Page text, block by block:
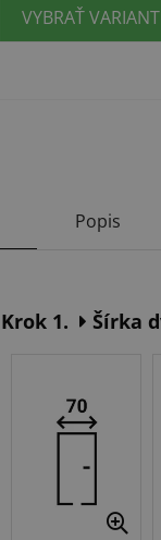
VYBRAŤ
Popis
Krok 1. Šírka